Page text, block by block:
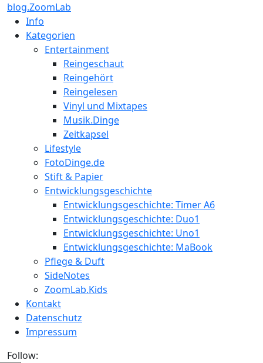
blog.ZoomLab
Info
Kategorien
Entertainment
Reingeschaut
Reingehört
Reingelesen
Vinyl und Mixtapes
Musik.Dinge
Zeitkapsel
Lifestyle
FotoDinge.de
Stift & Papier
Entwicklungsgeschichte
Entwicklungsgeschichte: Timer A6
Entwicklungsgeschichte: Duo1
Entwicklungsgeschichte: Uno1
Entwicklungsgeschichte: MaBook
Pflege & Duft
SideNotes
ZoomLab.Kids
Kontakt
Datenschutz
Impressum
Follow: